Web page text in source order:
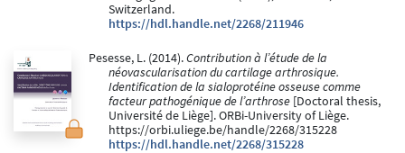
Switzerland.
https://hdl.handle.net/2268/211946
Pesesse, L. (2014).Contribution à l’étude de la
néovascularisation du cartilage arthrosique.
Identification de la sialoprotéine osseuse comme
facteur pathogénique de l’arthrose [Doctoral thesis,
Université de Liège]. ORBi-University of Liège.
https://orbi.uliege.be/handle/2268/315228
https://hdl.handle.net/2268/315228